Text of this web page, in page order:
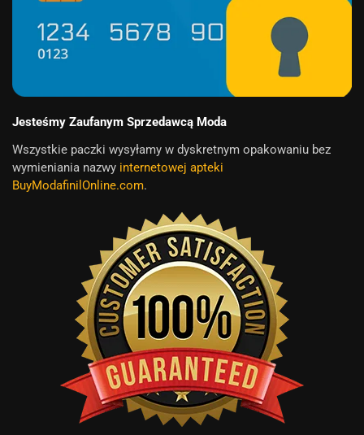
Jesteśmy Zaufanym Sprzedawcą Moda
Wszystkie paczki wysyłamy w dyskretnym opakowaniu bez
wymieniania nazwy internetowej apteki
BuyModafinilOnline.com.